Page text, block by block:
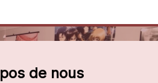
de nous